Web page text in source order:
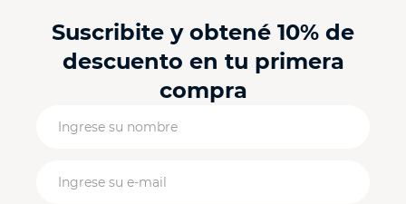
Suscribite y obtené 10% de
descuento en tu primera
compra